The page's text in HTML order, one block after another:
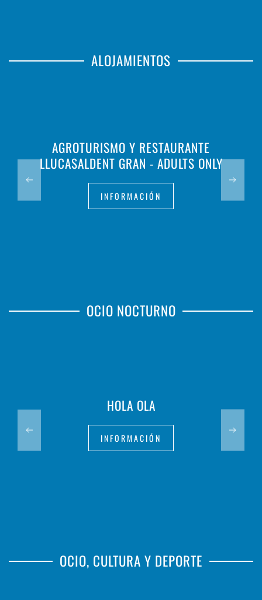
ALOJAMIENTOS
AGROTURISMO Y RESTAURANTE
LLUCASALDENT GRAN - ADULTS ONLY
INFORMACIÓN
OCIO NOCTURNO
HOLA OLA
INFORMACIÓN
OCIO, CULTURA Y DEPORTE